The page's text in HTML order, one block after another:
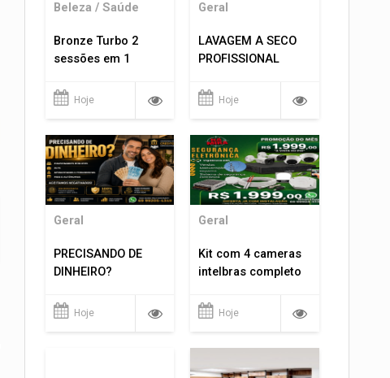
Beleza / Saúde
Bronze Turbo 2
sessões em 1
Hoje
Geral
LAVAGEM A SECO
PROFISSIONAL
Hoje
Geral
PRECISANDO DE
DINHEIRO?
Hoje
Geral
Kit com 4 cameras
intelbras completo
Hoje